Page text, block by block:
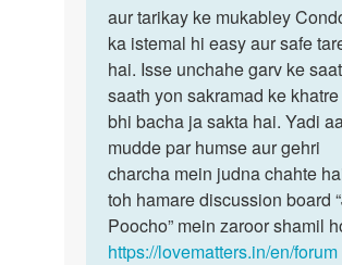
by
suraj
aur tarikay ke mukabley
ka istemal hi easy aur safe
hai. Isse unchahe garv ke
saath yon sakramad ke
bhi bacha ja sakta hai. Yadi
mudde par humse aur gehri
charcha mein judna chahte
toh hamare discussion board
Poocho” mein zaroor shamil
https://lovematters.in/en/forum